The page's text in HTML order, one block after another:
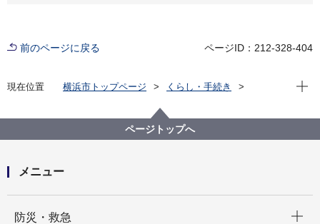
前のページに戻る ページID：212-328-404
現在位置 横浜市トップページ
くらし・手続き
センターの案内
現在
ページトップへ
メニュー
防災・救急